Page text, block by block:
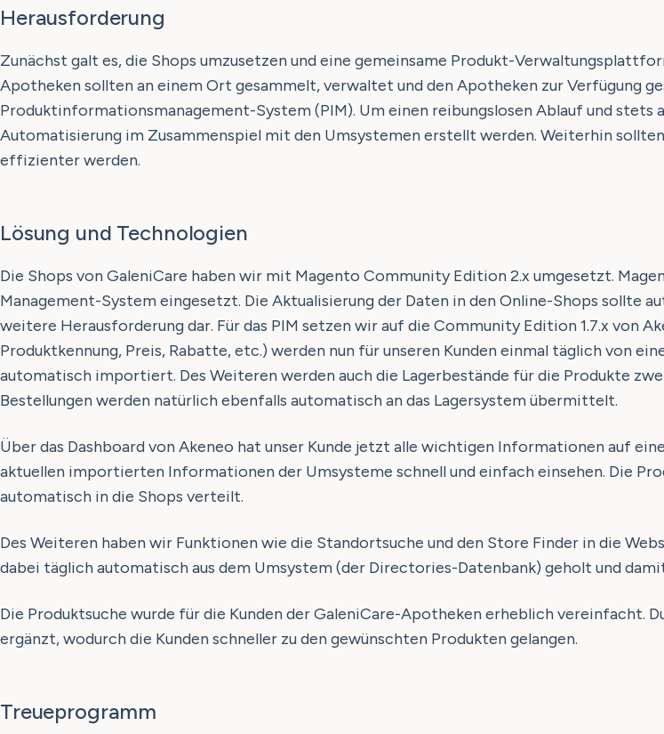
Herausforderung
Zunächst galt es, die Shops umzusetzen und eine gemeinsame Produkt-
Apotheken sollten an einem Ort gesammelt, verwaltet und den Apotheken zur Verfügung
Produktinformationsmanagement-System (PIM). Um einen reibungslosen Ablauf und stets
Automatisierung im Zusammenspiel mit den Umsystemen erstellt werden. Weiterhin
effizienter werden.
Lösung und Technologien
Die Shops von GaleniCare haben wir mit Magento Community Edition 2.x umgesetzt.
Management-System eingesetzt. Die Aktualisierung der Daten in den Online-Shops sollte
weitere Herausforderung dar. Für das PIM setzen wir auf die Community Edition 1.7.x von
Produktkennung, Preis, Rabatte, etc.) werden nun für unseren Kunden einmal täglich von
automatisch importiert. Des Weiteren werden auch die Lagerbestände für die Produkte
Bestellungen werden natürlich ebenfalls automatisch an das Lagersystem übermittelt.
Über das Dashboard von Akeneo hat unser Kunde jetzt alle wichtigen Informationen auf
aktuellen importierten Informationen der Umsysteme schnell und einfach einsehen. Die
automatisch in die Shops verteilt.
Des Weiteren haben wir Funktionen wie die Standortsuche und den Store Finder in die
dabei täglich automatisch aus dem Umsystem (der Directories-Datenbank) geholt und
Die Produktsuche wurde für die Kunden der GaleniCare-Apotheken erheblich vereinfacht.
ergänzt, wodurch die Kunden schneller zu den gewünschten Produkten gelangen.
Treueprogramm